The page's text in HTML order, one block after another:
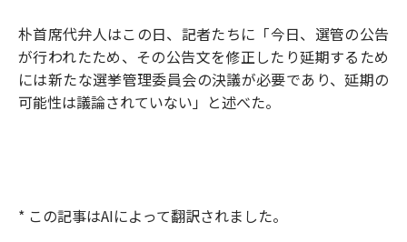
朴首席代弁人はこの日、記者たちに「今日、選管の公告
が行われたため、その公告文を修正したり延期するため
には新たな選挙管理委員会の決議が必要であり、延期の
可能性は議論されていない」と述べた。
* この記事はAIによって翻訳されました。